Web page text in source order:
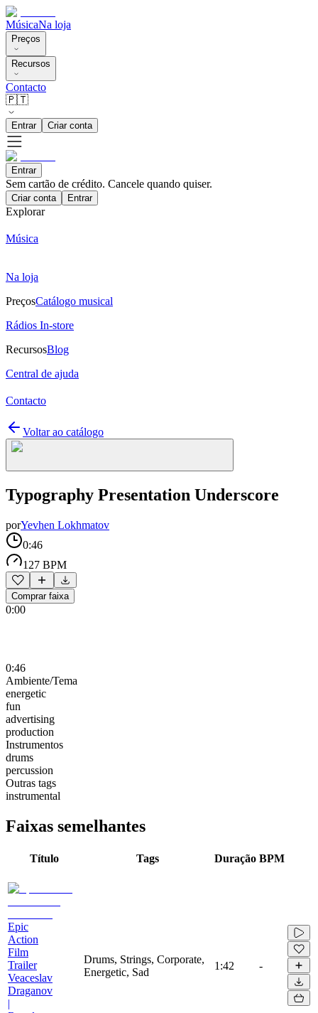
MúsicaNa loja
Preços
Recursos
Contacto
🇵🇹
Entrar Criar conta
Entrar
Sem cartão de crédito. Cancele quando quiser.
Criar conta Entrar
Explorar
Música
Na loja
PreçosCatálogo musical
Rádios In-store
RecursosBlog
Central de ajuda
Contacto
Voltar ao catálogo
Typography Presentation Underscore
porYevhen Lokhmatov
0:46
127 BPM
Comprar faixa
0:00
0:46
Ambiente/Tema
energetic
fun
advertising
production
Instrumentos
drums
percussion
Outras tags
instrumental
Faixas semelhantes
Título Tags Duração BPM
Epic
Action
Film
Trailer
Veaceslav
Draganov
|
Drums, Strings, Corporate,
Energetic, Sad
1:42 -